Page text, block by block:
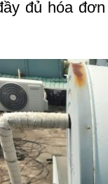
đủ hóa